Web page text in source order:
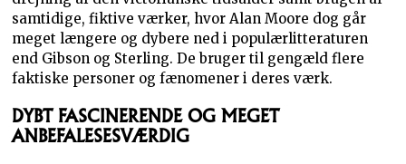
samtidige, fiktive værker, hvor Alan Moore dog går
meget længere og dybere ned i populærlitteraturen
end Gibson og Sterling. De bruger til gengæld flere
faktiske personer og fænomener i deres værk.
DYBT FASCINERENDE OG MEGET
ANBEFALESESVÆRDIG